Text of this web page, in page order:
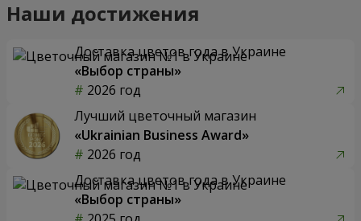
Наши достижения
Доставка цветов года в Украине
«Выбор страны»
2026 год
Лучший цветочный магазин
«Ukrainian Business Award»
2026 год
Доставка цветов года в Украине
«Выбор страны»